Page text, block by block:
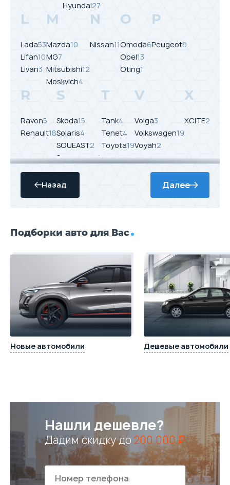
Hyundai27
L
Lada53
Lifan10
Livan3
M
Mazda10
MG7
Mitsubishi12
Moskvich4
N
Nissan11
O
Omoda6
Opel13
Oting1
P
Peugeot9
R
Ravon5
Renault18
S
Skoda15
Solaris4
SOUEAST2
Ssangyong4
Suzuki
SWM
T
Tank4
Tenet4
Toyota19
V
Volga3
Volkswagen19
Voyah2
X
XCITE2
Z
Zotye2
У
Назад Далее
Подборки авто для Вас
Новые автомобили Дешевые автомобили
Нашли дешевле?
Дадим скидку до 200 000 ₽